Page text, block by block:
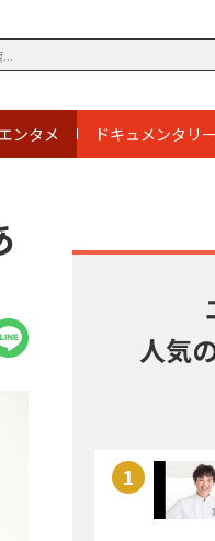
ンタメ ドキュメンタリー
人気
1